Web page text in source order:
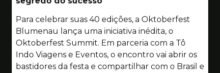
Para celebrar suas 40 edições, a Oktoberfest
Blumenau lança uma iniciativa inédita, o
Oktoberfest Summit. Em parceria com a Tô
Indo Viagens e Eventos, o encontro vai abrir os
bastidores da festa e compartilhar com o Brasil e